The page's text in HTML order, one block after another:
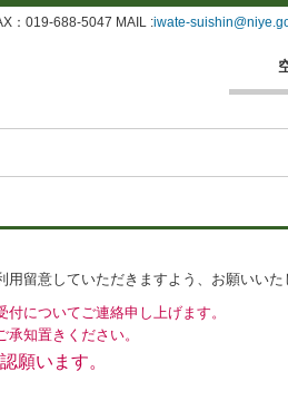
：019-688-5047 MAIL :iwate-
留意していただきますよう、お願いいた
についてご連絡申し上げます。
知置きください。
願います。